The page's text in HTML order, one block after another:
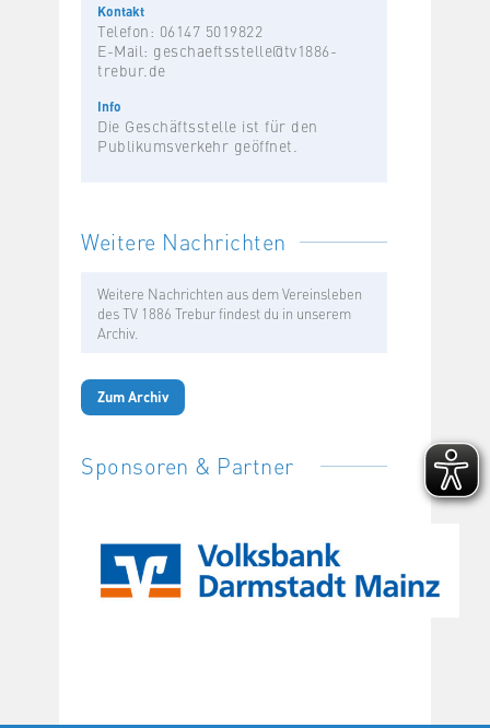
Kontakt
Telefon: 06147 5019822
E-Mail: geschaeftsstelle@tv1886-
trebur.de
Info
Die Geschäftsstelle ist für den
Publikumsverkehr geöffnet.
Weitere Nachrichten
Weitere Nachrichten aus dem Vereinsleben
des TV 1886 Trebur findest du in unserem
Archiv.
Zum Archiv
Sponsoren & Partner